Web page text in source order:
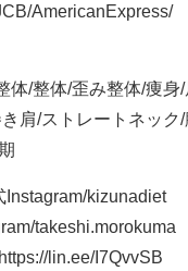
AmericanExpress/
体/整体/歪み整体/痩身
肩/ストレートネック
kizunadiet
takeshi.morokuma
lin.ee/I7QvvSB